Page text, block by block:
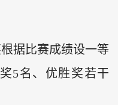
据比赛成绩设一等
5名、优胜奖若干